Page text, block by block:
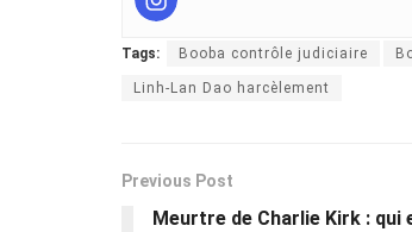
Tags: Booba contrôle judiciaire
Linh-Lan Dao harcèlement
Previous Post
Meurtre de Charlie Kirk : qui